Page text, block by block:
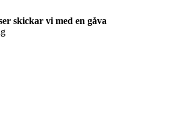
skickar vi med en gåva